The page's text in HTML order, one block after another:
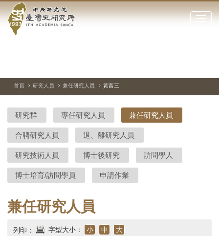
到中
央
院-
臺
灣
史
研
究
所-
首
點
閉
站
停、
圖
圖
結
首頁 研究人員 兼任研究人員 黃富三
研究群 專任研究人員 兼任研究人員
合聘研究人員 退、離研究人員
研究技術人員 博士後研究 訪問學人
博士培育/訪問學員 申請作業
兼任研究人員
列印： 字型大小： 小 中 大